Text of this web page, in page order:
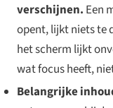
verschijnen. Een
opent, lijkt niets te
het scherm lijkt
wat focus heeft,
Belangrijke